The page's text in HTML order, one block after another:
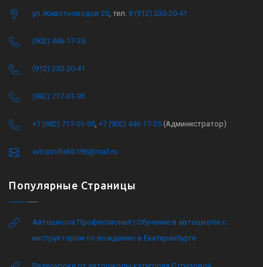
ул.Животноводов 20, тел. 8 (912) 230-20-41
(902) 446-17-35
(912) 230-20-41
(982) 717-01-95
+7 (982) 717-01-95, +7 (902) 446-17-35 (Администратор)
avtoprofiekb196@mail.ru
Популярные Страницы
Автошкола Профессионал | Обучение в автошколе с
инструктором по вождению в Екатеринбурге